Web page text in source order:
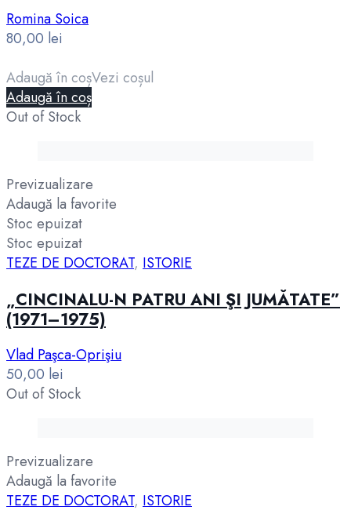
Romina Soica
80,00 lei
Adaugă în coșVezi coșul
Adaugă în coș
Out of Stock
Previzualizare
Adaugă la favorite
Stoc epuizat
Stoc epuizat
TEZE DE DOCTORAT, ISTORIE
„CINCINALU-N PATRU ANI ŞI JUMĂTATE”
(1971–1975)
Vlad Paşca-Oprişiu
50,00 lei
Out of Stock
Previzualizare
Adaugă la favorite
TEZE DE DOCTORAT, ISTORIE